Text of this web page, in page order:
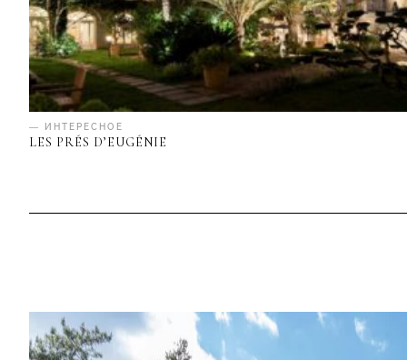
— ИНТЕРЕСНОЕ
LES PRÉS D’EUGÉNIE